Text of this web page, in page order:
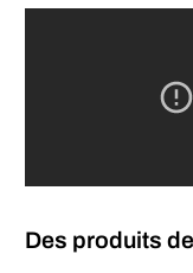
Des produits